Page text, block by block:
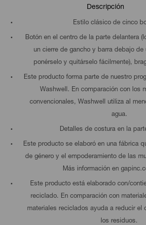
Descripción
Estilo clásico de cinco
Botón en el centro de la parte delantera
un cierre de gancho y barra debajo
ponérselo y quitárselo fácilmente),
Este producto forma parte de nuestro
Washwell. En comparación con los
convencionales, Washwell utiliza al
agua.
Detalles de costura en la
Este producto se elaboró en una fábrica
de género y el empoderamiento de las
Más información en
Este producto está elaborado con/
reciclado. En comparación con
materiales reciclados ayuda a reducir el
los residuos.